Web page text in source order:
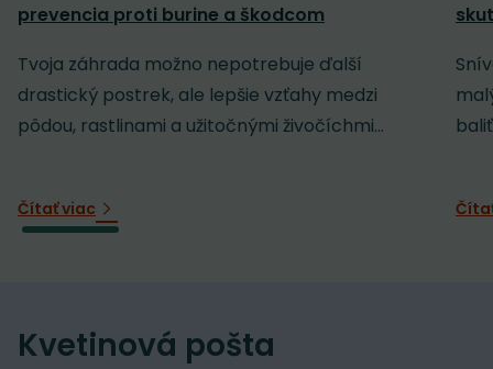
prevencia proti burine a škodcom
Tvoja záhrada možno nepotrebuje ďalší
drastický postrek, ale lepšie vzťahy medzi
pôdou, rastlinami a užitočnými živočíchmi...
Čítať viac
Kvetinová pošta